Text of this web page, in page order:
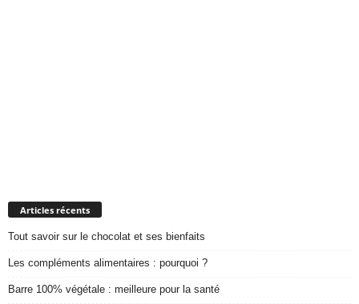
Articles récents
Tout savoir sur le chocolat et ses bienfaits
Les compléments alimentaires : pourquoi ?
Barre 100% végétale : meilleure pour la santé